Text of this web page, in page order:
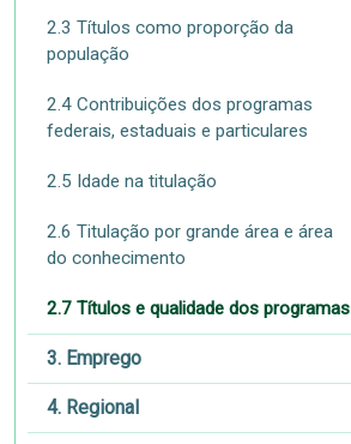
2.3 Títulos como proporção da
população
2.4 Contribuições dos programas
federais, estaduais e particulares
2.5 Idade na titulação
2.6 Titulação por grande área e área
do conhecimento
2.7 Títulos e qualidade dos programas
3. Emprego
4. Regional